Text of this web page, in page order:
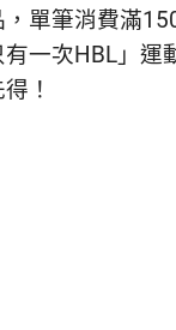
單筆消費滿
一次HBL」運
！